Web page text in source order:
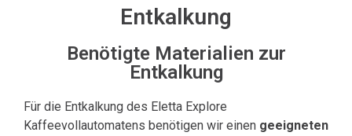
Entkalkung
Benötigte Materialien zur
Entkalkung
Für die Entkalkung des Eletta Explore
Kaffeevollautomatens benötigen wir einen geeigneten